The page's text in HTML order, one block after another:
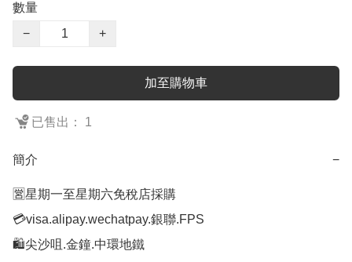
數量
−
+
加至購物車
已售出： 1
簡介 −
🈺星期一至星期六免稅店採購
💳visa.alipay.wechatpay.銀聯.FPS
🛍️尖沙咀.金鐘.中環地鐵